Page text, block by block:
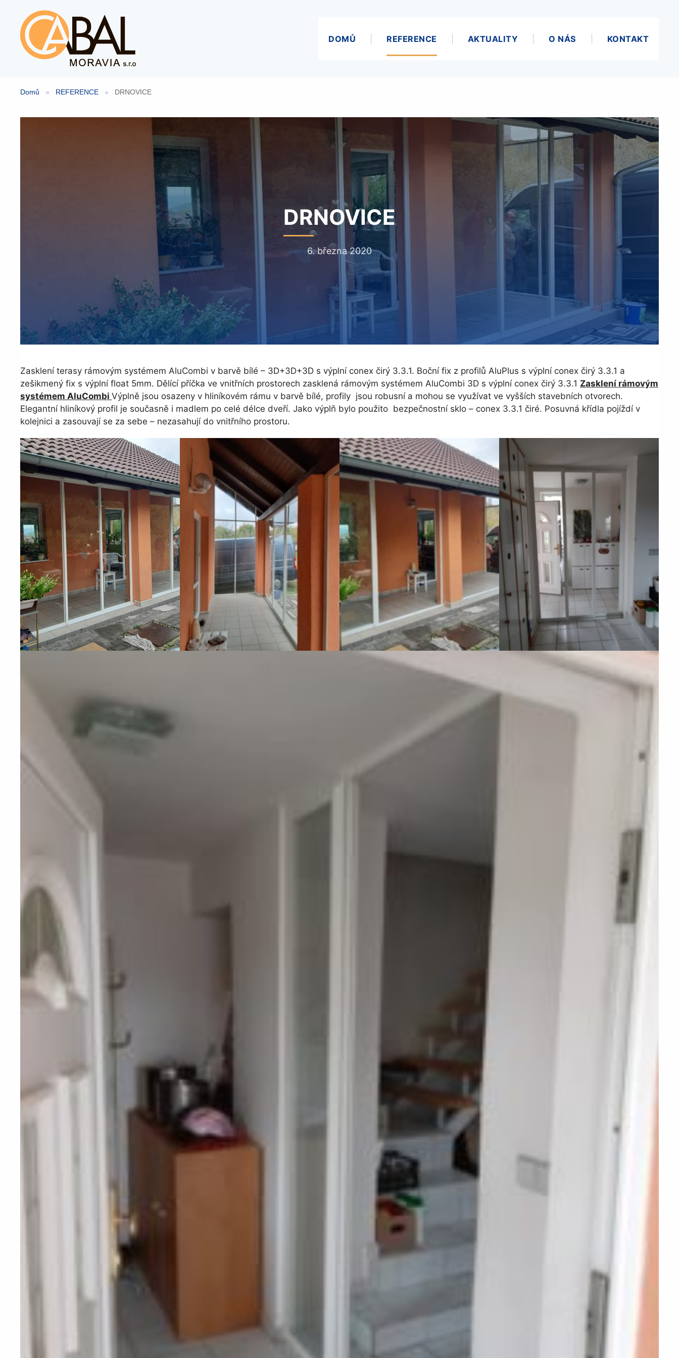
obsah
DOMŮ REFERENCE AKTUALITY O NÁS KONTAKT
Domů » REFERENCE » DRNOVICE
DRNOVICE
6. března 2020
Zasklení terasy rámovým systémem AluCombi v barvě bílé – 3D+3D+3D s výplní conex čirý 3.3.1. Boční fix z profilů AluPlus s výplní conex čirý 3.3.1 a
zešikmený fix s výplní float 5mm. Dělící příčka ve vnitřních prostorech zasklená rámovým systémem AluCombi 3D s výplní conex čirý 3.3.1 Zasklení rámovým
systémem AluCombi Výplně jsou osazeny v hliníkovém rámu v barvě bílé, profily jsou robusní a mohou se využívat ve vyšších stavebních otvorech.
Elegantní hliníkový profil je současně i madlem po celé délce dveří. Jako výplň bylo použito bezpečnostní sklo – conex 3.3.1 čiré. Posuvná křídla pojíždí v
kolejnici a zasouvají se za sebe – nezasahují do vnitřního prostoru.